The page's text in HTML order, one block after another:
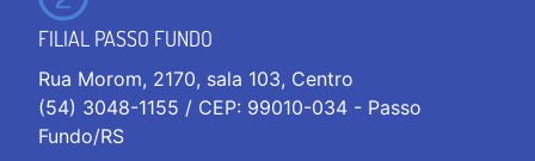
FILIAL PASSO FUNDO
Rua Morom, 2170, sala 103, Centro
(54) 3048-1155 / CEP: 99010-034 - Passo
Fundo/RS